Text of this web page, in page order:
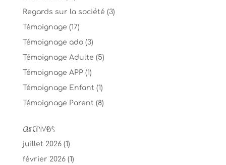
Regards sur la société (3)
Témoignage (17)
Témoignage ado(3)
Témoignage Adulte (5)
Témoignage APP(1)
Témoignage Enfant (1)
Témoignage Parent (8)
Archives
juillet 2026(1)
février 2026(1)